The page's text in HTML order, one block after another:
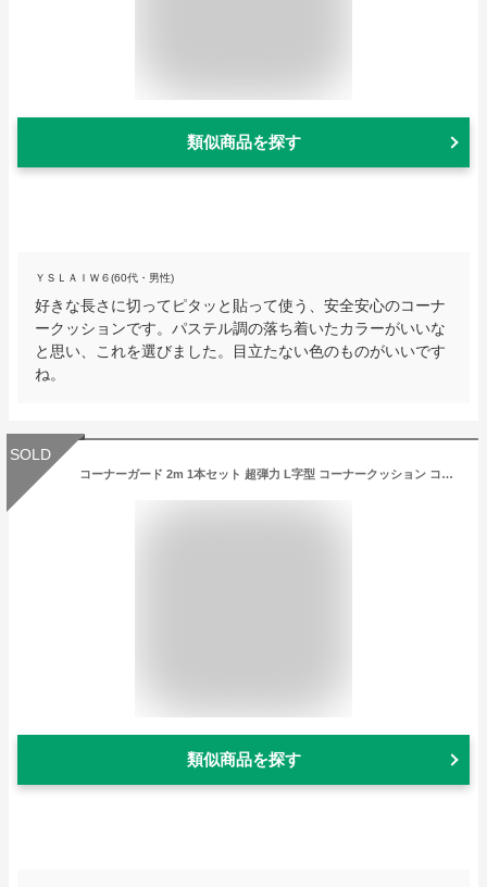
類似商品を探す
ＹＳＬＡＩＷ６(60代・男性)
好きな長さに切ってピタッと貼って使う、安全安心のコーナ
ークッションです。パステル調の落ち着いたカラーがいいな
と思い、これを選びました。目立たない色のものがいいです
ね。
SOLD
コーナーガード 2m 1本セット 超弾力 L字型 コーナークッション コーナーパッド インテリア 寝具 テーブル ベビーサークル ベビー セーフティーグッズ 赤ちゃん 角 ガード キッズ 子供 コーナーガード クッション けが防止 介護用品 衝撃吸収
類似商品を探す